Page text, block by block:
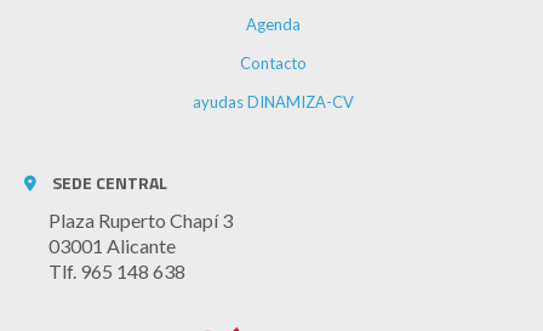
Agenda
Contacto
ayudas DINAMIZA-CV
SEDE CENTRAL
Plaza Ruperto Chapí 3
03001 Alicante
Tlf. 965 148 638